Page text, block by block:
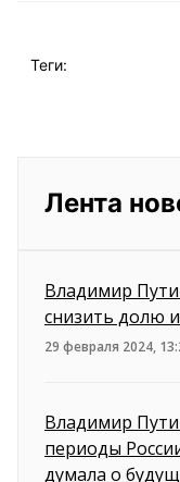
Теги:
Лента
Владимир
снизить долю
29 февраля 2024,
Владимир
периоды
думала о